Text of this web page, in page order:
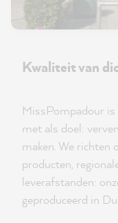
Kwaliteit van
MissPompadour
met als doel:
maken. We richten
producten,
leverafstanden:
geproduceerd in